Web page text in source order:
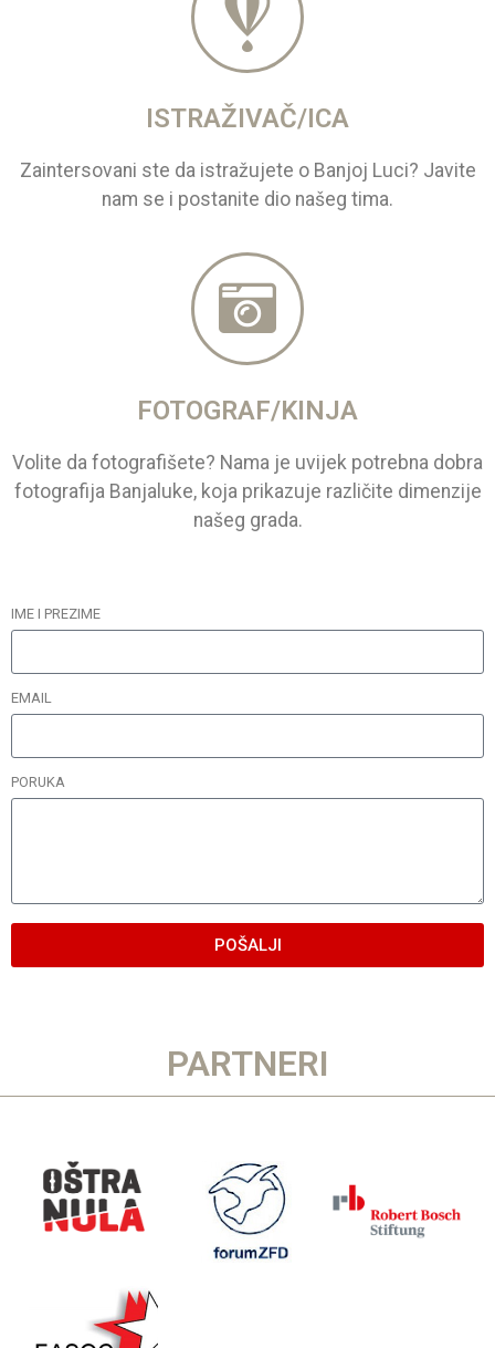
ISTRAŽIVAČ/ICA
Zaintersovani ste da istražujete o Banjoj Luci? Javite
nam se i postanite dio našeg tima.
FOTOGRAF/KINJA
Volite da fotografišete? Nama je uvijek potrebna dobra
fotografija Banjaluke, koja prikazuje različite dimenzije
našeg grada.
IME I PREZIME
EMAIL
PORUKA
POŠALJI
PARTNERI